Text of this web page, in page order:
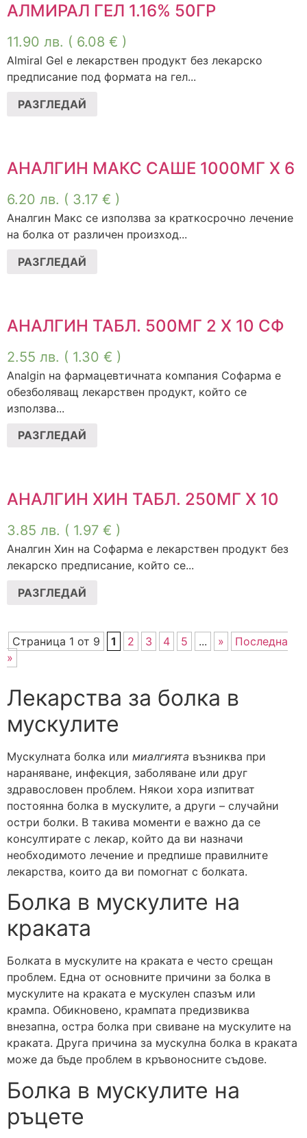
АЛМИРАЛ ГЕЛ 1.16% 50ГР
11.90 лв. ( 6.08 € )
Almiral Gel е лекарствен продукт без лекарско
предписание под формата на гел...
РАЗГЛЕДАЙ
АНАЛГИН МАКС САШЕ 1000МГ Х 6
6.20 лв. ( 3.17 € )
Аналгин Макс се използва за краткосрочно лечение
на болка от различен произход...
РАЗГЛЕДАЙ
АНАЛГИН ТАБЛ. 500МГ 2 Х 10 СФ
2.55 лв. ( 1.30 € )
Analgin на фармацевтичната компания Софарма е
обезболяващ лекарствен продукт, който се
използва...
РАЗГЛЕДАЙ
АНАЛГИН ХИН ТАБЛ. 250МГ Х 10
3.85 лв. ( 1.97 € )
Аналгин Хин на Софарма е лекарствен продукт без
лекарско предписание, който се...
РАЗГЛЕДАЙ
Страница 1 от 9 1 2 3 4 5 ... »
Последна
»
Лекарства за болка в
мускулите
Мускулната болка или миалгията възниква при
нараняване, инфекция, заболяване или друг
здравословен проблем. Някои хора изпитват
постоянна болка в мускулите, а други – случайни
остри болки. В такива моменти е важно да се
консултирате с лекар, който да ви назначи
необходимото лечение и предпише правилните
лекарства, които да ви помогнат с болката.
Болка в мускулите на
краката
Болката в мускулите на краката е често срещан
проблем. Една от основните причини за болка в
мускулите на краката е мускулен спазъм или
крампа. Обикновено, крампата предизвиква
внезапна, остра болка при свиване на мускулите на
краката. Друга причина за мускулна болка в краката
може да бъде проблем в кръвоносните съдове.
Болка в мускулите на
ръцете